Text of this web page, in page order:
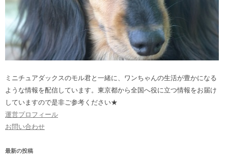
ミニチュアダックスのモル君と一緒に、ワンちゃんの生活が豊かになる
ような情報を配信しています。東京都から全国へ役に立つ情報をお届け
していますので是非ご参考ください★
運営プロフィール
お問い合わせ
最新の投稿